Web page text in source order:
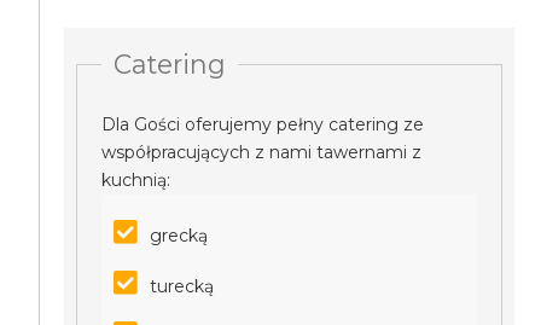
Catering
Dla Gości oferujemy pełny catering ze
współpracujących z nami tawernami z
kuchnią:
grecką
turecką